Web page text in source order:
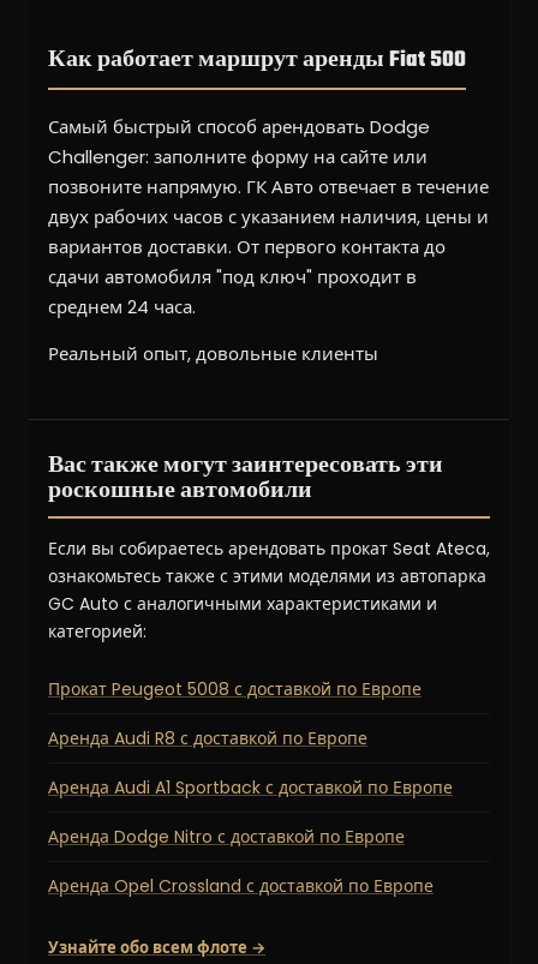
Как работает маршрут аренды Fiat 500
Самый быстрый способ арендовать Dodge
Challenger: заполните форму на сайте или
позвоните напрямую. ГК Авто отвечает в течение
двух рабочих часов с указанием наличия, цены и
вариантов доставки. От первого контакта до
сдачи автомобиля "под ключ" проходит в
среднем 24 часа.
Реальный опыт, довольные клиенты
Вас также могут заинтересовать эти
роскошные автомобили
Если вы собираетесь арендовать прокат Seat Ateca,
ознакомьтесь также с этими моделями из автопарка
GC Auto с аналогичными характеристиками и
категорией:
Прокат Peugeot 5008 с доставкой по Европе
Аренда Audi R8 с доставкой по Европе
Аренда Audi A1 Sportback с доставкой по Европе
Аренда Dodge Nitro с доставкой по Европе
Аренда Opel Crossland с доставкой по Европе
Узнайте обо всем флоте →